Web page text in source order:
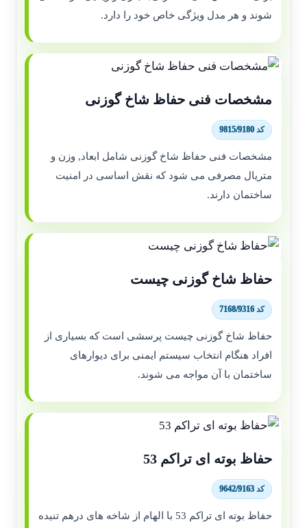
شوند و هر مدل ویژگی خاص خود را دارد.
مشخصات فنی حفاظ شاخ گوزنی
کد 9815/9180
مشخصات فنی حفاظ شاخ گوزنی شامل ابعاد, وزن و
متریال مصرفی می شود که نقش اساسی در امنیت
ساختمان دارند.
حفاظ شاخ گوزنی چیست
کد 7168/9316
حفاظ شاخ گوزنی چیست پرسشی است که بسیاری از
افراد هنگام انتخاب سیستم ایمنی برای دیوارهای
ساختمان با آن مواجه می شوند.
حفاظ بوته ای تراکم 53
کد 9642/9163
حفاظ بوته ای تراکم 53 با الهام از شاخه های درهم تنیده